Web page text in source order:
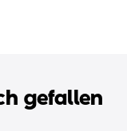
gefallen